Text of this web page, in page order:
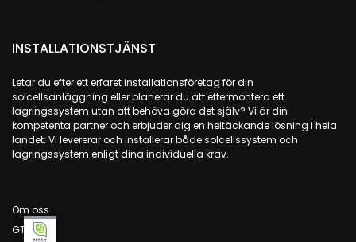
INSTALLATIONSTJÄNST
Letar du efter ett erfaret installationsföretag för din
solcellsanläggning eller planerar du att eftermontera ett
lagringssystem utan att behöva göra det själv? Vi är din
kompetenta partner och erbjuder dig en heltäckande lösning i hela
landet: Vi levererar och installerar både solcellssystem och
lagringssystem enligt dina individuella krav.
Om oss
GTC